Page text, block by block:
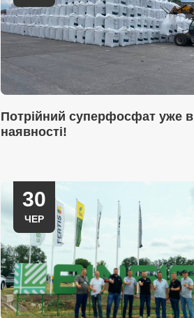
Потрійний суперфосфат уже в
наявності!
30
ЧЕР